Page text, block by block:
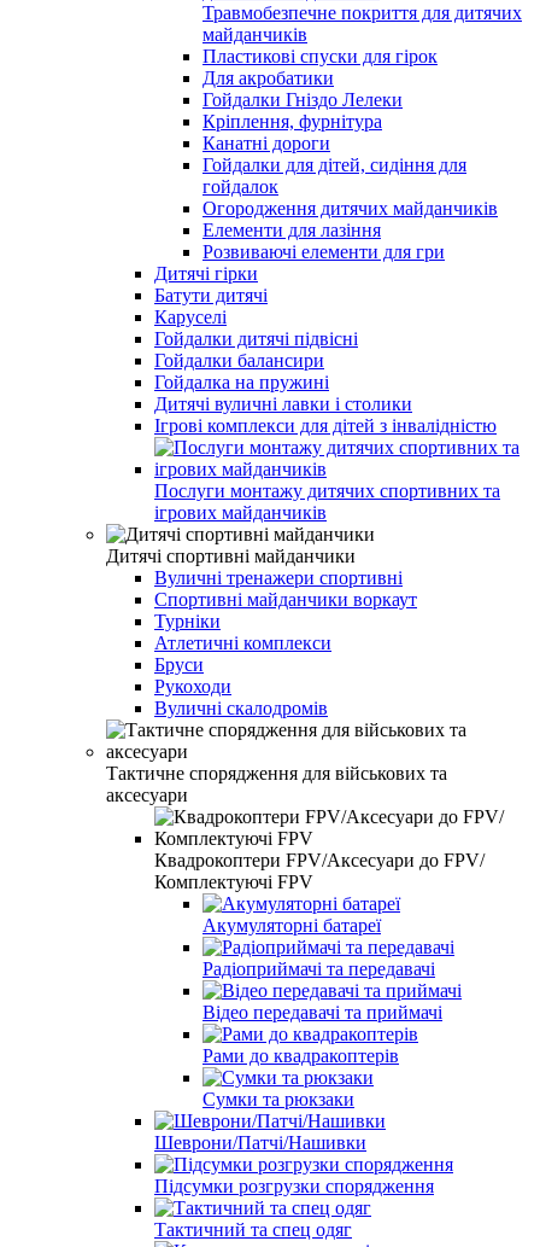
Травмобезпечне покриття для дитячих
майданчиків
Пластикові спуски для гірок
Для акробатики
Гойдалки Гніздо Лелеки
Кріплення, фурнітура
Канатні дороги
Гойдалки для дітей, сидіння для
гойдалок
Огородження дитячих майданчиків
Елементи для лазіння
Розвиваючі елементи для гри
Дитячі гірки
Батути дитячі
Каруселі
Гойдалки дитячі підвісні
Гойдалки балансири
Гойдалка на пружині
Дитячі вуличні лавки і столики
Ігрові комплекси для дітей з інвалідністю
Послуги монтажу дитячих спортивних та
ігрових майданчиків
Дитячі спортивні майданчики
Вуличні тренажери спортивні
Спортивні майданчики воркаут
Турніки
Атлетичні комплекси
Бруси
Рукоходи
Вуличні скалодромів
Тактичне спорядження для військових та
аксесуари
Квадрокоптери FPV/Аксесуари до FPV/
Комплектуючі FPV
Акумуляторні батареї
Радіоприймачі та передавачі
Відео передавачі та приймачі
Рами до квадракоптерів
Сумки та рюкзаки
Шеврони/Патчі/Нашивки
Підсумки розгрузки спорядження
Тактичний та спец одяг